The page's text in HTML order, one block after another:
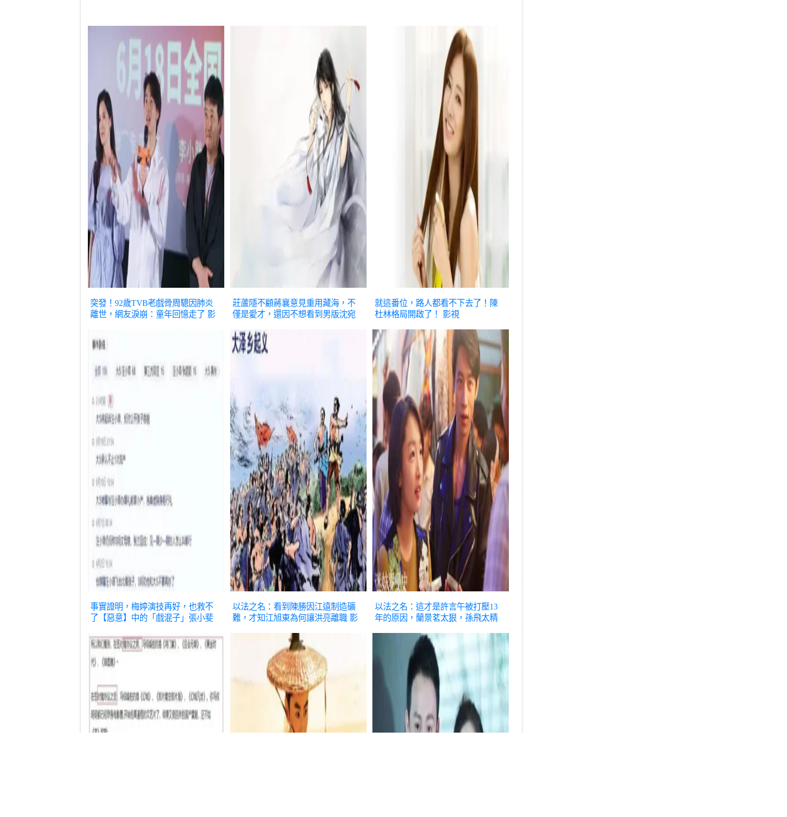
突發！92歲TVB老戲骨周驄因肺炎
離世，網友淚崩：童年回憶走了 影
莊蘆隱不顧蔣襄意見重用藏海，不
僅是愛才，還因不想看到男版沈宛
就這番位，路人都看不下去了！陳
杜林格局開啟了！
影視
事實證明，梅婷演技再好，也救不
了【惡意】中的「戲混子」張小斐
以法之名：看到陳勝因江遠制造礦
難，才知江旭東為何讓洪亮離職 影
以法之名：這才是許言午被打壓13
年的原因，蘭景茗太狠，孫飛太精